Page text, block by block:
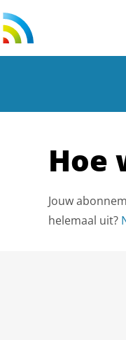
Hoe
Jouw
helemaal uit?